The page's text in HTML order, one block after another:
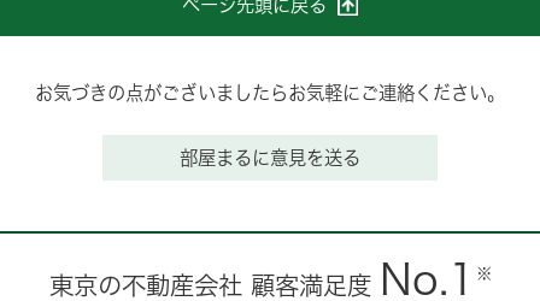
ページ先頭に戻る
お気づきの点がございましたらお気軽にご連絡ください。
部屋まるに意見を送る
東京の不動産会社 顧客満足度 No.1 ※